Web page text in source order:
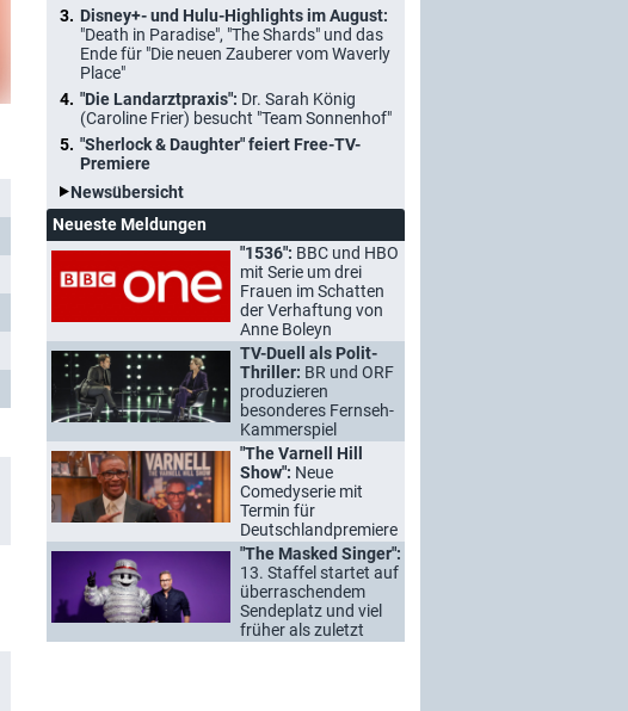
Disney+- und Hulu-Highlights im August:
"Death in Paradise", "The Shards" und das
Ende für "Die neuen Zauberer vom Waverly
Place"
"Die Landarztpraxis": Dr. Sarah König
(Caroline Frier) besucht "Team Sonnenhof"
"Sherlock & Daughter" feiert Free-TV-
Premiere
Newsübersicht
Neueste Meldungen
"1536": BBC und HBO
mit Serie um drei
Frauen im Schatten
der Verhaftung von
Anne Boleyn
TV-Duell als Polit-
Thriller: BR und ORF
produzieren
besonderes Fernseh-
Kammerspiel
"The Varnell Hill
Show": Neue
Comedyserie mit
Termin für
Deutschlandpremiere
"The Masked Singer":
13. Staffel startet auf
überraschendem
Sendeplatz und viel
früher als zuletzt